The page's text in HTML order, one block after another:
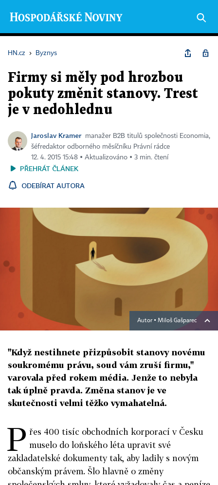
HN.cz › Byznys
Firmy si měly pod hrozbou
pokuty změnit stanovy. Trest
je v nedohlednu
Jaroslav Kramer
manažer B2B titulů společnosti Economia,
šéfredaktor odborného měsíčníku Právní rádce
12. 4. 2015 15:48 ▪ Aktualizováno ▪ 3 min. čtení
PŘEHRÁT ČLÁNEK
ODEBÍRAT AUTORA
Autor ▪ Miloš Gašparec
"Když nestihnete přizpůsobit stanovy novému
soukromému právu, soud vám zruší firmu,"
varovala před rokem média. Jenže to nebyla
tak úplně pravda. Změna stanov je ve
skutečnosti velmi těžko vymahatelná.
P řes 400 tisíc obchodních korporací v Česku
muselo do loňského léta upravit své
zakladatelské dokumenty tak, aby ladily s novým
občanským právem. Šlo hlavně o změny